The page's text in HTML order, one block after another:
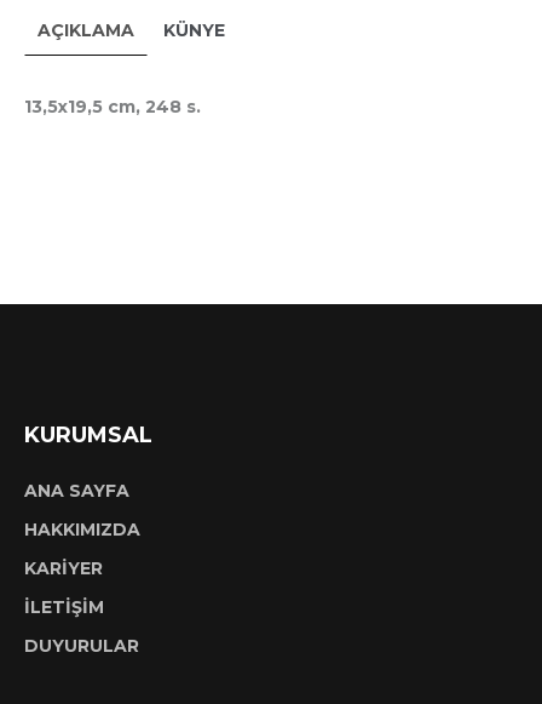
AÇIKLAMA KÜNYE
13,5x19,5 cm, 248 s.
KURUMSAL
ANA SAYFA
HAKKIMIZDA
KARİYER
İLETİŞİM
DUYURULAR